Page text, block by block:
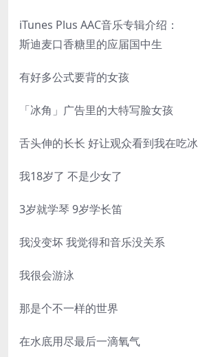
iTunes Plus AAC音乐专辑介绍：
斯迪麦口香糖里的应届国中生
有好多公式要背的女孩
「冰角」广告里的大特写脸女孩
舌头伸的长长 好让观众看到我在吃冰
我18岁了 不是少女了
3岁就学琴 9岁学长笛
我没变坏 我觉得和音乐没关系
我很会游泳
那是个不一样的世界
在水底用尽最后一滴氧气